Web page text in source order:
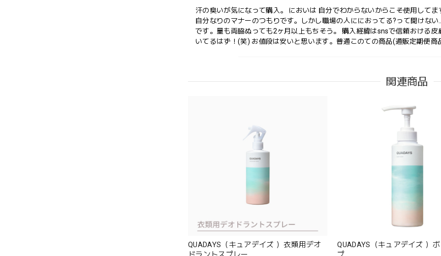
汗の臭いが気になって購入。 においは 自分でわからないからこそ使用して
自分なりのマナーのつもりです。しかし職場の人ににおってる?って聞けな
です。量も両脇ぬっても2ヶ月以上もちそう。 購入経緯はsnsで信頼おける
いてるはず！(笑) お値段は安いと思います。普通このての商品(通販定期便
く評価いただき、嬉しく存じます。効果につきましては、個
関連商品
QUADAYS（キュアデイズ ）衣類用デオ
QUADAYS（キュアデイズ ）